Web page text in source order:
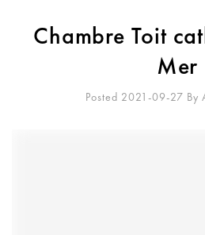
Chambre Toit
Mer
Posted 2021-09-27 By